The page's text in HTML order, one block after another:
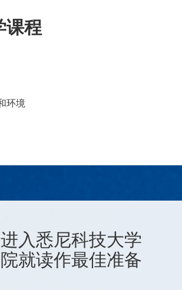
课程
环境
入悉尼科技大学
就读作最佳准备